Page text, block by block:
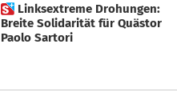
 Linksextreme Drohungen:
Breite Solidarität für Quästor
Paolo Sartori